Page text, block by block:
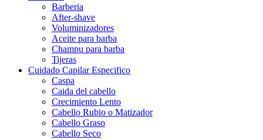
Barberia
After-shave
Voluminizadores
Aceite para barba
Champu para barba
Tijeras
Cuidado Capilar Especifico
Caspa
Caida del cabello
Crecimiento Lento
Cabello Rubio o Matizador
Cabello Graso
Cabello Seco